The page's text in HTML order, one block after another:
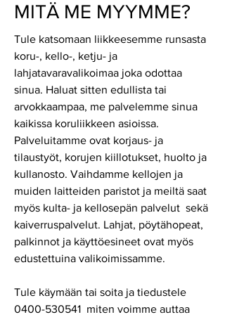
MITÄ ME MYYMME?
Tule katsomaan liikkeesemme runsasta
koru-, kello-, ketju- ja
lahjatavaravalikoimaa joka odottaa
sinua. Haluat sitten edullista tai
arvokkaampaa, me palvelemme sinua
kaikissa koruliikkeen asioissa.
Palveluitamme ovat korjaus- ja
tilaustyöt, korujen kiillotukset, huolto ja
kullanosto. Vaihdamme kellojen ja
muiden laitteiden paristot ja meiltä saat
myös kulta- ja kellosepän palvelut sekä
kaiverruspalvelut. Lahjat, pöytähopeat,
palkinnot ja käyttöesineet ovat myös
edustettuina valikoimissamme.
Tule käymään tai soita ja tiedustele
0400-530541 miten voimme auttaa